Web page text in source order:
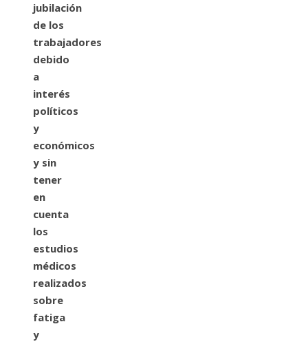
jubilación
de los
trabajadores
debido
a
interés
políticos
y
económicos
y sin
tener
en
cuenta
los
estudios
médicos
realizados
sobre
fatiga
y